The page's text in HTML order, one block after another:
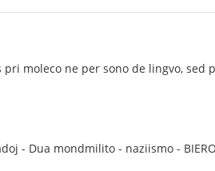
moleco ne per sono de lingvo,
- Dua mondmilito - naziismo -